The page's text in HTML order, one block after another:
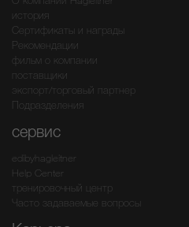
история
Сертификаты и награды
Рекомендации
фильм о компании
поставщики
экспорт/торговый партнер
Подразделения
сервис
edibyhagleitner
Help Center
тренировочный центр
Часто задаваемые вопросы